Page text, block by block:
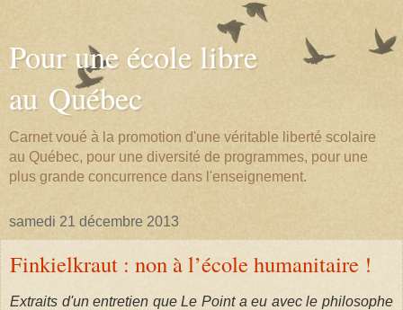
Pour une école libre
au Québec
Carnet voué à la promotion d'une véritable liberté scolaire
au Québec, pour une diversité de programmes, pour une
plus grande concurrence dans l'enseignement.
samedi 21 décembre 2013
Finkielkraut : non à l’école humanitaire !
Extraits d'un entretien que Le Point a eu avec le philosophe